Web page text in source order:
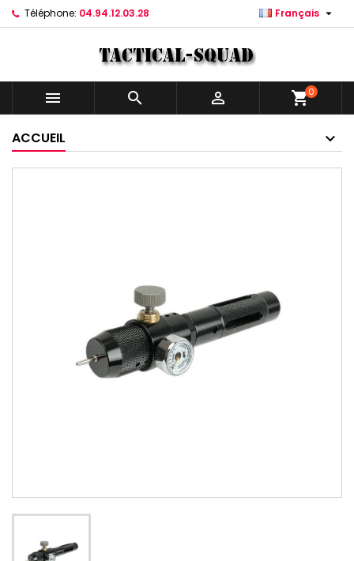
Téléphone: 04.94.12.03.28 Français 
   shopping_cart0
ACCUEIL